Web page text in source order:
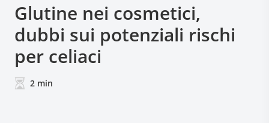
Glutine nei cosmetici,
dubbi sui potenziali rischi
per celiaci
2 min